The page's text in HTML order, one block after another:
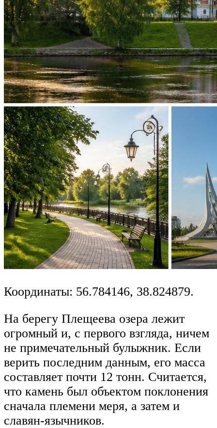
Координаты: 56.784146, 38.824879.
На берегу Плещеева озера лежит
огромный и, с первого взгляда, ничем
не примечательный булыжник. Если
верить последним данным, его масса
составляет почти 12 тонн. Считается,
что камень был объектом поклонения
сначала племени меря, а затем и
славян-язычников.